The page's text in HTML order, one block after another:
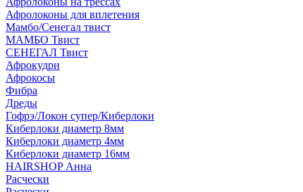
Афролоконы для вплетения
Мамбо/Сенегал твист
МАМБО Твист
СЕНЕГАЛ Твист
Афрокудри
Афрокосы
Фибра
Дреды
Гофрэ/Локон супер/Киберлоки
Киберлоки диаметр 8мм
Киберлоки диаметр 4мм
Киберлоки диаметр 16мм
HAIRSHOP Анна
Расчески